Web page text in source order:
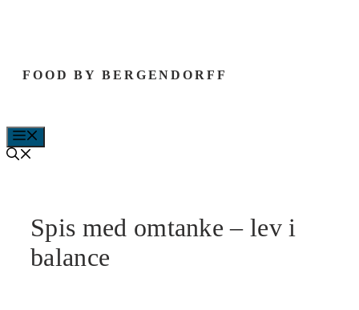
FOOD BY BERGENDORFF
Spis med omtanke – lev i
balance